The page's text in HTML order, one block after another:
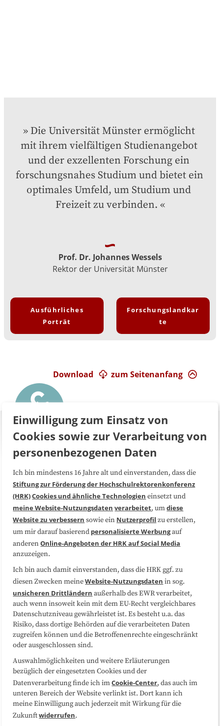
Die Universität Münster ermöglicht
mit ihrem vielfältigen Studienangebot
und der exzellenten Forschung ein
forschungsnahes Studium und bietet ein
optimales Umfeld, um Studium und
Freizeit zu verbinden.
Prof. Dr. Johannes Wessels
Rektor der Universität Münster
Ausführliches
Porträt
Forschungslandkar
te
zum Seitenanfang
Download
Über uns FAQ
Medienarbeit Kooperationen
Datenschutzerklärung Impressum
Sitemap
Folgen Sie uns
Einwilligung zum Einsatz von
Cookies sowie zur Verarbeitung von
personenbezogenen Daten
Ich bin mindestens 16 Jahre alt und einverstanden, dass die
Stiftung zur Förderung der Hochschulrektorenkonferenz
(HRK)Cookies und ähnliche Technologien einsetzt und
meine Website-Nutzungsdaten verarbeitet, umdiese
Website zu verbessern sowie ein Nutzerprofil zu erstellen,
um mir darauf basierend personalisierte Werbungauf
anderenOnline-Angeboten der HRK auf Social Media
anzuzeigen.
Ich bin auch damit einverstanden, dass die HRK ggf. zu
diesen Zwecken meineWebsite-Nutzungsdaten in sog.
unsicheren Drittländern außerhalb des EWR verarbeitet,
auch wenn insoweit kein mit dem EU-Recht vergleichbares
Datenschutzniveau gewährleistet ist. Es besteht u.a. das
Risiko, dass dortige Behörden auf die verarbeiteten Daten
zugreifen können und die Betroffenenrechte eingeschränkt
oder ausgeschlossen sind.
Auswahlmöglichkeiten und weitere Erläuterungen
bezüglich der eingesetzten Cookies und der
Datenverarbeitung finde ich imCookie-Center, das auch im
unteren Bereich der Website verlinkt ist. Dort kann ich
meine Einwilligung auch jederzeit mit Wirkung für die
Zukunftwiderrufen.